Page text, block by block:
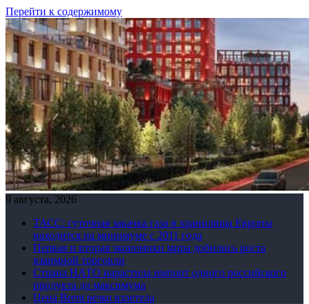
Перейти к содержимому
9 августа, 2026
ТАСС: суточная закачка газа в хранилища Европы
находится на минимуме с 2011 года
Первая и вторая экономики мира добились роста
взаимной торговли
Страна НАТО нарастила импорт одного российского
продукта до максимума
Цена Brent резко взлетела